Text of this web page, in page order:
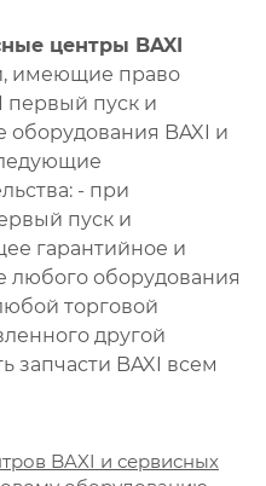
центры BAXI
имеющие право
первый пуск и
BAXI и
- при
пуск и
гарантийное и
любого оборудования
торговой
другой
запчасти BAXI всем
BAXI и сервисных